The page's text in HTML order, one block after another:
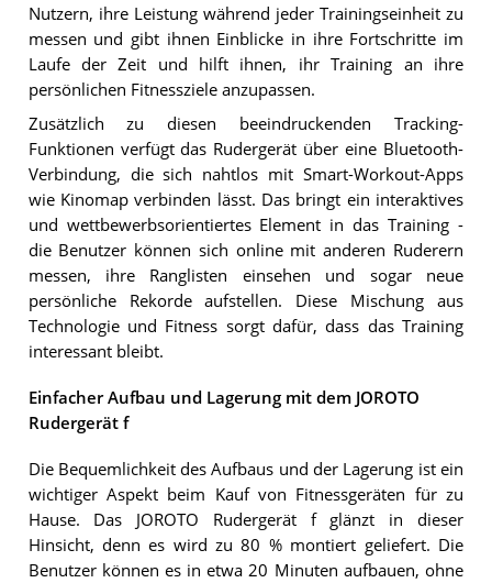
Nutzern, ihre Leistung während jeder Trainingseinheit zu
messen und gibt ihnen Einblicke in ihre Fortschritte im
Laufe der Zeit und hilft ihnen, ihr Training an ihre
persönlichen Fitnessziele anzupassen.
Zusätzlich zu diesen beeindruckenden Tracking-
Funktionen verfügt das Rudergerät über eine Bluetooth-
Verbindung, die sich nahtlos mit Smart-Workout-Apps
wie Kinomap verbinden lässt. Das bringt ein interaktives
und wettbewerbsorientiertes Element in das Training -
die Benutzer können sich online mit anderen Ruderern
messen, ihre Ranglisten einsehen und sogar neue
persönliche Rekorde aufstellen. Diese Mischung aus
Technologie und Fitness sorgt dafür, dass das Training
interessant bleibt.
Einfacher Aufbau und Lagerung mit dem JOROTO
Rudergerät f
Die Bequemlichkeit des Aufbaus und der Lagerung ist ein
wichtiger Aspekt beim Kauf von Fitnessgeräten für zu
Hause. Das JOROTO Rudergerät f glänzt in dieser
Hinsicht, denn es wird zu 80 % montiert geliefert. Die
Benutzer können es in etwa 20 Minuten aufbauen, ohne